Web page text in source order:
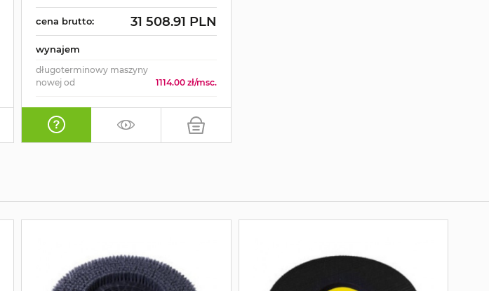
cena brutto: 31 508.91 PLN
wynajem
długoterminowy maszyny
nowej od
1114.00 zł/msc.